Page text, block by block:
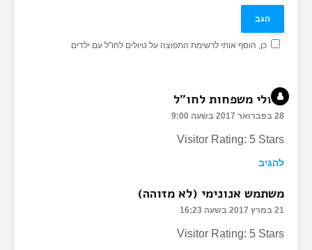
כן, הוסף אותי לרשימת התפוצה על טיולים לחו"ל עם ילדים
טיולי משפחות לחו"ל
28 בפברואר 2017 בשעה 9:00
Visitor Rating: 5 Stars
להגיב
משתמש אנונימי (לא מזוהה)
21 במרץ 2017 בשעה 16:23
Visitor Rating: 5 Stars